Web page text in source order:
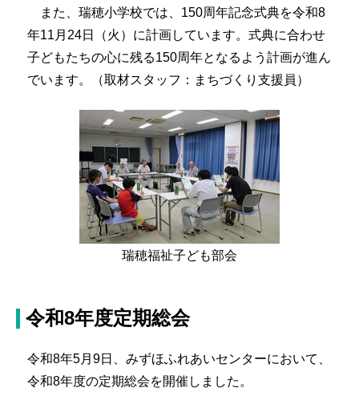
また、瑞穂小学校では、150周年記念式典を令和8
年11月24日（火）に計画しています。式典に合わせ
子どもたちの心に残る150周年となるよう計画が進ん
でいます。（取材スタッフ：まちづくり支援員）
瑞穂福祉子ども部会
令和8年度定期総会
令和8年5月9日、みずほふれあいセンターにおいて、
令和8年度の定期総会を開催しました。